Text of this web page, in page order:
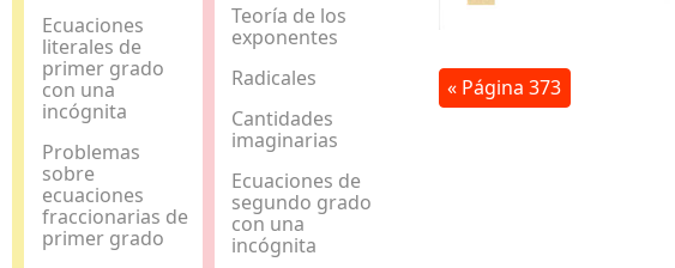
Ecuaciones
literales de
primer grado
con una
incógnita
Problemas
sobre
ecuaciones
fraccionarias de
primer grado
Teoría de los
exponentes
Radicales
Cantidades
imaginarias
Ecuaciones de
segundo grado
con una
incógnita
« Página 373